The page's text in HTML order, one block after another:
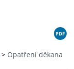
> Opatření děkana